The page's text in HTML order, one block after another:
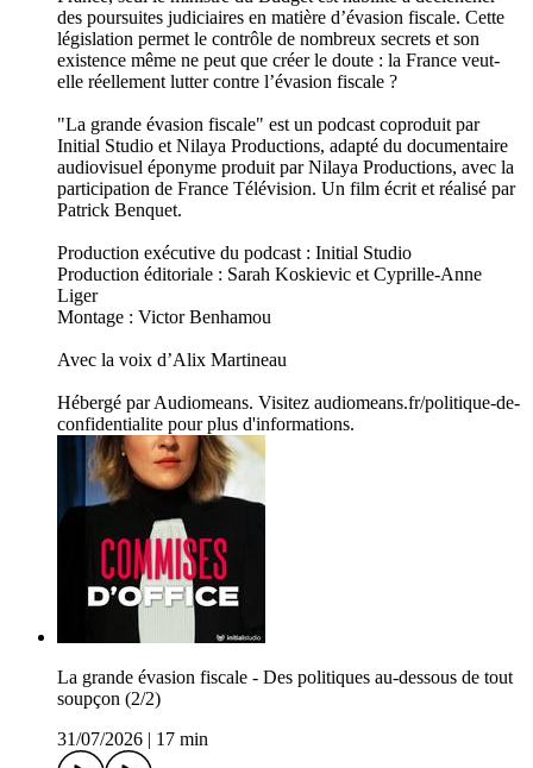
des poursuites judiciaires en matière d’évasion fiscale. Cette
législation permet le contrôle de nombreux secrets et son
existence même ne peut que créer le doute : la France veut-
elle réellement lutter contre l’évasion fiscale ?
"La grande évasion fiscale" est un podcast coproduit par
Initial Studio et Nilaya Productions, adapté du documentaire
audiovisuel éponyme produit par Nilaya Productions, avec la
participation de France Télévision. Un film écrit et réalisé par
Patrick Benquet.
Production exécutive du podcast : Initial Studio
Production éditoriale : Sarah Koskievic et Cyprille-Anne
Liger
Montage : Victor Benhamou
Avec la voix d’Alix Martineau
Hébergé par Audiomeans. Visitez audiomeans.fr/politique-de-
confidentialite pour plus d'informations.
La grande évasion fiscale - Des politiques au-dessous de tout
soupçon (2/2)
31/07/2026
17 min